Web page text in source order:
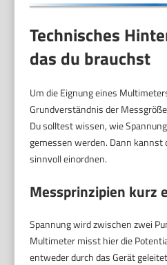
Technisches
das du brauchst
Um die Eignung eines
Grundverständnis der
Du solltest wissen, wie
gemessen werden. Dann kannst
sinnvoll einordnen.
Messprinzipien kurz
Spannung wird zwischen zwei
Multimeter misst hier die
entweder durch das Gerät